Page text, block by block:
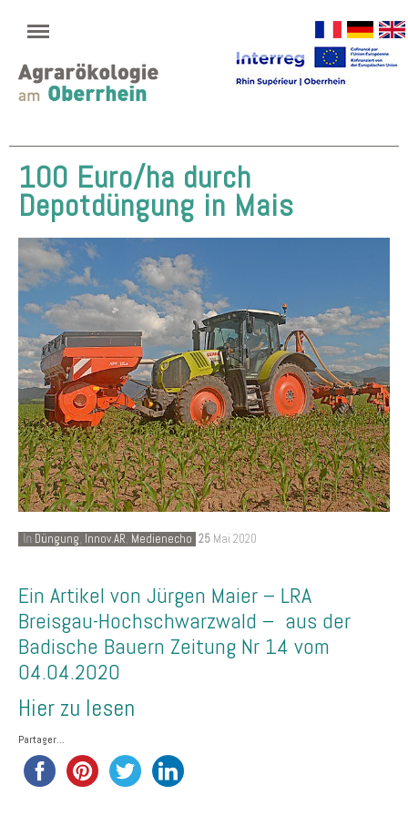
100 Euro/ha durch
Depotdüngung in Mais
In Düngung, Innov.AR, Medienecho 25 Mai 2020
Ein Artikel von Jürgen Maier – LRA
Breisgau-Hochschwarzwald – aus der
Badische Bauern Zeitung Nr 14 vom
04.04.2020
Hier zu lesen
Partager...